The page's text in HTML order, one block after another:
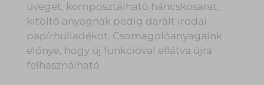
üveget, komposztálható háncskosarat,
kitöltő anyagnak pedig darált irodai
papírhulladékot. Csomagolóanyagaink
előnye, hogy új funkcióval ellátva újra
felhasználható